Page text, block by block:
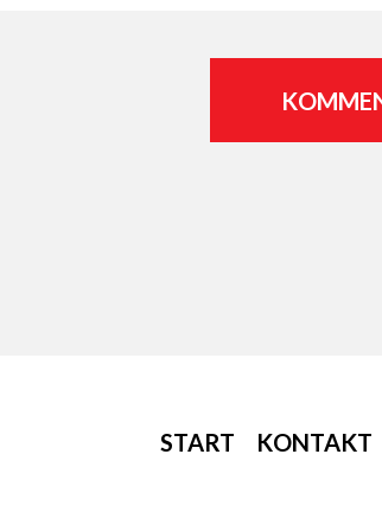
START KONTAKT